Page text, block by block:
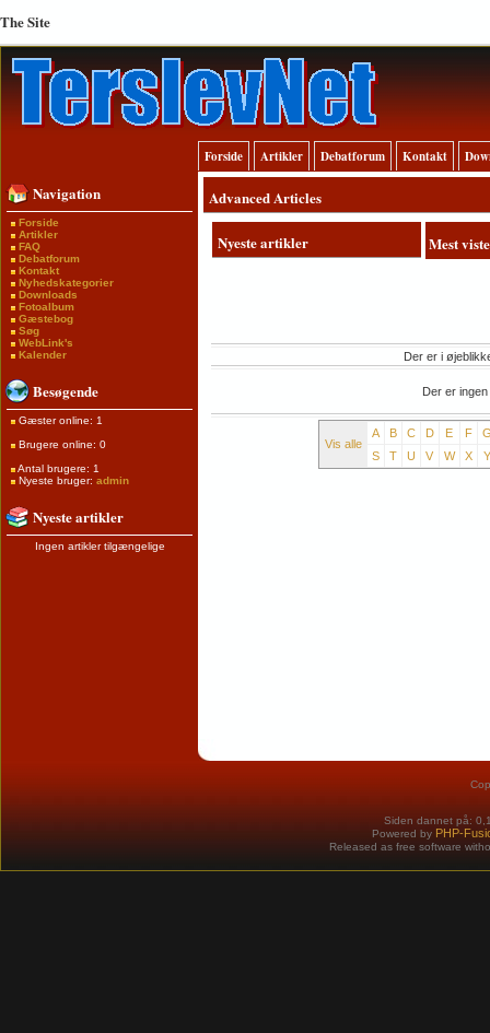
The Site
Forside Artikler Debatforum Kontakt
Navigation
Forside
Artikler
FAQ
Debatforum
Kontakt
Nyhedskategorier
Downloads
Fotoalbum
Gæstebog
Søg
WebLink's
Kalender
Besøgende
Gæster online: 1
Brugere online: 0
Antal brugere: 1
Nyeste bruger: admin
Nyeste artikler
Ingen artikler tilgængelige
Advanced Articles
Nyeste artikler Mest
Der er i
Der er
Vis alle
A B C D E F
S
T U V W X Y
Siden dannet på:
Powered by PHP-
Released as free software